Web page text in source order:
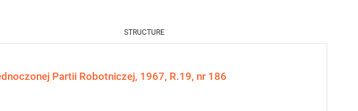
STRUCTURE
Partii Robotniczej, 1967, R.19, nr 186